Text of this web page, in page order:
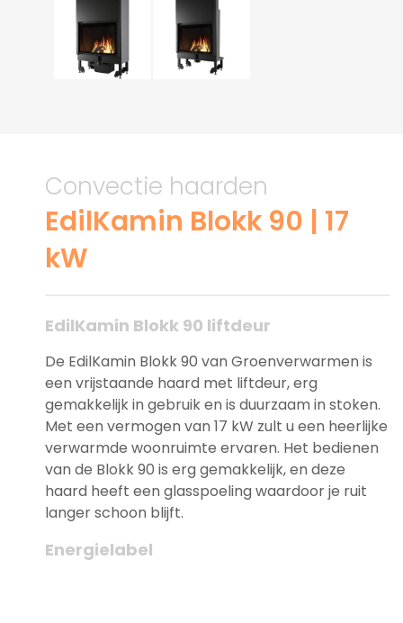
Convectie haarden
EdilKamin Blokk 90 | 17
kW
EdilKamin Blokk 90 liftdeur
De EdilKamin Blokk 90 van Groenverwarmen is
een vrijstaande haard met liftdeur, erg
gemakkelijk in gebruik en is duurzaam in stoken.
Met een vermogen van 17 kW zult u een heerlijke
verwarmde woonruimte ervaren. Het bedienen
van de Blokk 90 is erg gemakkelijk, en deze
haard heeft een glasspoeling waardoor je ruit
langer schoon blijft.
Energielabel